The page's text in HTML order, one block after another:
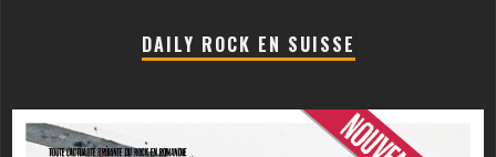
DAILY ROCK EN SUISSE